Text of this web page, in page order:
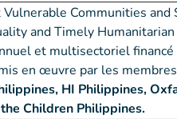
Communities and
and Timely
et multisectoriel
en œuvre par les
HI Philippines,
Children Philippines.